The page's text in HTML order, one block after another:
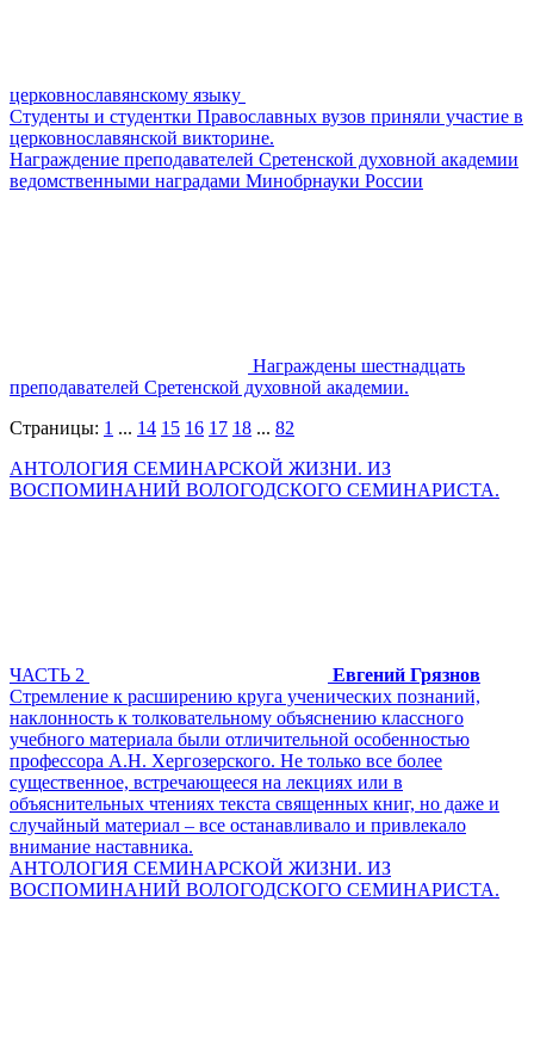
церковнославянскому языку
Студенты и студентки Православных вузов приняли участие в
церковнославянской викторине.
Награждение преподавателей Сретенской духовной академии
ведомственными наградами Минобрнауки России
Награждены шестнадцать
преподавателей Сретенской духовной академии.
Страницы: 1 ... 14 15 16 17 18 ... 82
АНТОЛОГИЯ СЕМИНАРСКОЙ ЖИЗНИ. ИЗ
ВОСПОМИНАНИЙ ВОЛОГОДСКОГО СЕМИНАРИСТА.
ЧАСТЬ 2
Евгений Грязнов
Стремление к расширению круга ученических познаний,
наклонность к толковательному объяснению классного
учебного материала были отличительной особенностью
профессора А.Н. Хергозерского. Не только все более
существенное, встречающееся на лекциях или в
объяснительных чтениях текста священных книг, но даже и
случайный материал – все останавливало и привлекало
внимание наставника.
АНТОЛОГИЯ СЕМИНАРСКОЙ ЖИЗНИ. ИЗ
ВОСПОМИНАНИЙ ВОЛОГОДСКОГО СЕМИНАРИСТА.